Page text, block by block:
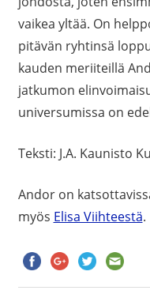
vaikea yltää. On
pitävän ryhtinsä
kauden meriiteillä
jatkumon
universumissa on
Teksti: J.A. Kaunisto
Andor on
myös Elisa Viihteestä.